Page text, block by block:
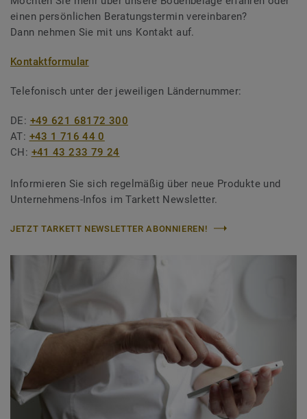
einen persönlichen Beratungstermin vereinbaren?
Dann nehmen Sie mit uns Kontakt auf.
Kontaktformular
Telefonisch unter der jeweiligen Ländernummer:
DE: +49 621 68172 300
AT: +43 1 716 44 0
CH: +41 43 233 79 24
Informieren Sie sich regelmäßig über neue Produkte und
Unternehmens-Infos im Tarkett Newsletter.
JETZT TARKETT NEWSLETTER ABONNIEREN!